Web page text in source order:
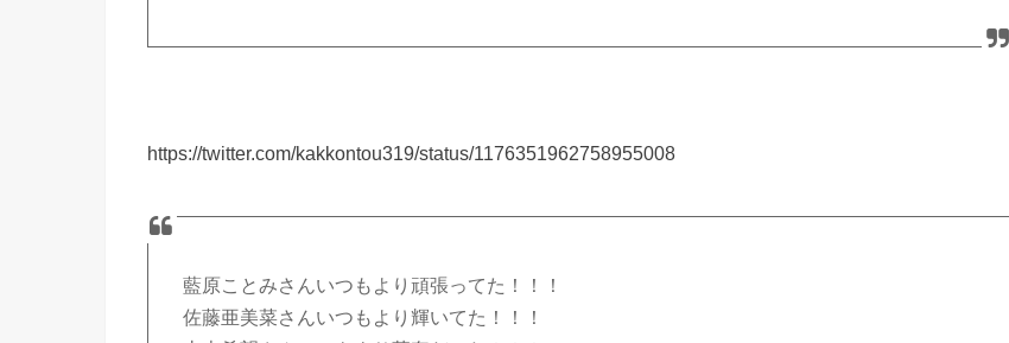
https://twitter.com/kakkontou319/status/1176351962758955008
藍原ことみさんいつもより頑張ってた！！！
佐藤亜美菜さんいつもより輝いてた！！！